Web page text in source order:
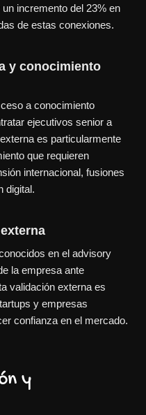
incremento del 23% en
de estas conexiones.
y conocimiento
a conocimiento
ejecutivos senior a
es particularmente
que requieren
internacional, fusiones
digital.
en el advisory
la empresa ante
validación externa es
y empresas
confianza en el mercado.
y